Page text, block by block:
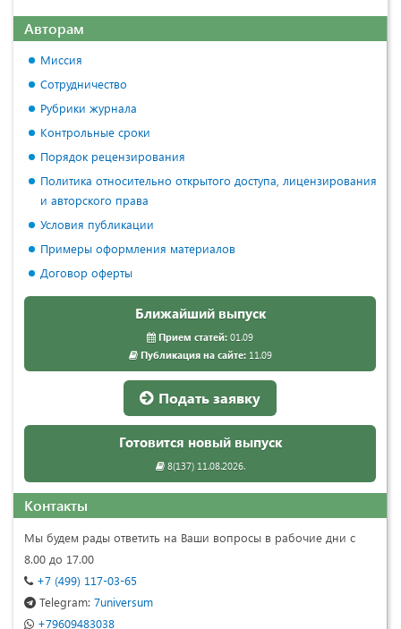
Авторам
Миссия
Сотрудничество
Рубрики журнала
Контрольные сроки
Порядок рецензирования
Политика относительно открытого доступа, лицензирования
и авторского права
Условия публикации
Примеры оформления материалов
Договор оферты
Ближайший выпуск
Прием статей: 01.09
Публикация на сайте:11.09
Подать заявку
Готовится новый выпуск
8(137) 11.08.2026.
Контакты
Мы будем рады ответить на Ваши вопросы в рабочие дни с
8.00 до 17.00
+7 (499) 117-03-65
Telegram: 7universum
+79609483038